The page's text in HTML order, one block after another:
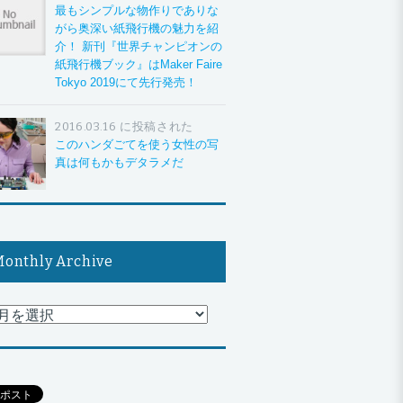
最もシンプルな物作りでありな
がら奥深い紙飛行機の魅力を紹
介！ 新刊『世界チャンピオンの
紙飛行機ブック』はMaker Faire
Tokyo 2019にて先行発売！
2016.03.16 に投稿された
このハンダごてを使う女性の写
真は何もかもデタラメだ
Archive